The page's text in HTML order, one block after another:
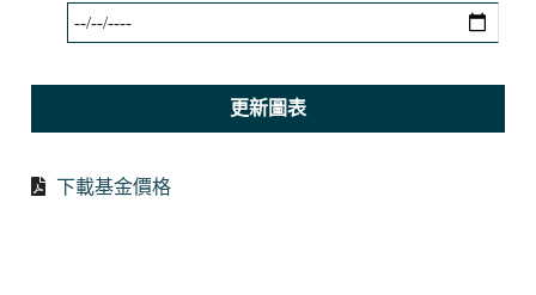
更新圖表
下載基金價格